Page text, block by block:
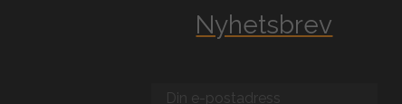
Nyhetsbrev